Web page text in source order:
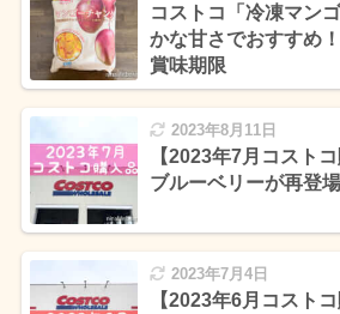
コストコ「冷凍マン
かな甘さでおすすめ
賞味期限
2023年8月11日
【2023年7月コスト
ブルーベリーが再登
2023年7月4日
【2023年6月コスト